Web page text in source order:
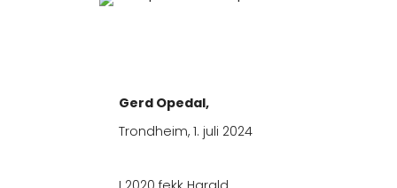
Gerd Opedal,
Trondheim, 1. juli 2024